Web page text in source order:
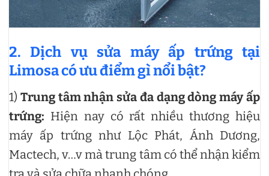
2. Dịch vụ sửa máy ấp trứng tại
Limosa có ưu điểm gì nổi bật?
1) Trung tâm nhận sửa đa dạng dòng máy ấp
trứng: Hiện nay có rất nhiều thương hiệu
máy ấp trứng như Lộc Phát, Ánh Dương,
Mactech, v…v mà trung tâm có thể nhận kiểm